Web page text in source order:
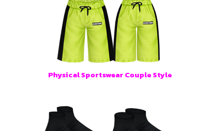
Physical Sportswear Couple Style